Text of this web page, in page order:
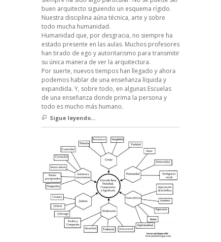
buen arquitecto siguiendo un esquema rígido.
Nuestra disciplina aúna técnica, arte y sobre
todo mucha humanidad.
Humanidad que, por desgracia, no siempre ha
estado presente en las aulas. Muchos profesores
han tirado de ego y autoritarismo para transmitir
su única manera de ver la arquitectura.
Por suerte, nuevos tiempos han llegado y ahora
podemos hablar de una enseñanza líquida y
expandida. Y, sobre todo, en algunas Escuelas
de una enseñanza donde prima la persona y
todo es mucho más humano.
Sigue leyendo...